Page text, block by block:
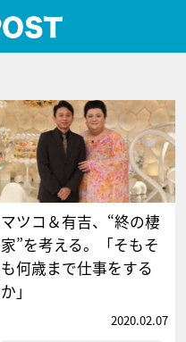
マツコ＆有吉、“終の棲
家”を考える。「そもそ
も何歳まで仕事をする
か」
2020.02.07